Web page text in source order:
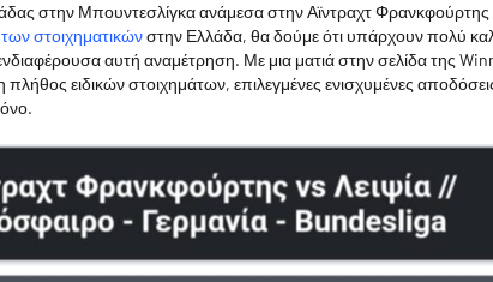
στην Μπουντεσλίγκα ανάμεσα στην Αϊντραχτ Φρανκφούρτης
στοιχηματικώνστην Ελλάδα, θα δούμε ότι υπάρχουν πολύ
αυτή αναμέτρηση. Με μια ματιά στην σελίδα της
πλήθος ειδικών στοιχημάτων, επιλεγμένες ενισχυμένες